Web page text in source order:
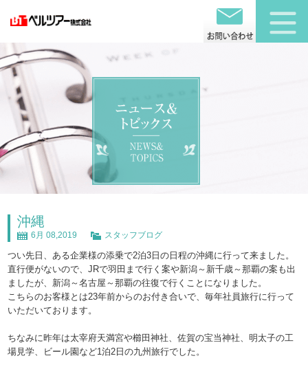
沖縄
6月 08,2019 スタッフブログ
つい先日、ある企業様の添乗で2泊3日の日程の沖縄に行って来ました。
直行便がないので、JRで羽田まで行く案や新潟～新千歳～那覇の案も出
ましたが、新潟～名古屋～那覇の往復で行くことになりました。
こちらのお客様とは23年前からのお付き合いで、毎年社員旅行に行って
いただいております。
ちなみに昨年は太宰府天満宮や櫛田神社、佐賀の宝当神社、明太子の工
場見学、ビール園など1泊2日の九州旅行でした。